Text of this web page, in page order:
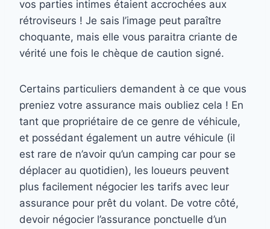
vos parties intimes étaient accrochées aux
rétroviseurs ! Je sais l’image peut paraître
choquante, mais elle vous paraitra criante de
vérité une fois le chèque de caution signé.
Certains particuliers demandent à ce que vous
preniez votre assurance mais oubliez cela ! En
tant que propriétaire de ce genre de véhicule,
et possédant également un autre véhicule (il
est rare de n’avoir qu’un camping car pour se
déplacer au quotidien), les loueurs peuvent
plus facilement négocier les tarifs avec leur
assurance pour prêt du volant. De votre côté,
devoir négocier l’assurance ponctuelle d’un